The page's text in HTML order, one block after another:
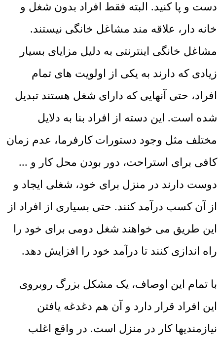
دست و پا کنید. البته فقط افراد بدون شغل و
خانه دار، علاقه مند مشاغل خانگی نیستند.
مشاغل خانگی اینترنتی به دلیل مزایای بسیار
زیادی که دارند به یکی از اولویت های تمام
افراد، حتی آنهایی که دارای شغل هستند تبدیل
شده است. این دسته از افراد بنا به دلایل
مختلف مثل وجود دستورات کارفرما، عدم زمان
کافی برای استراحت، دور بودن محل کار و ...
دوست دارند در منزل برای خود، شغلی ایجاد و
از آن کسب درآمد کنند. حتی بسیاری از افراد از
این طریق می خواهند شغل دومی برای خود را
راه اندازی کنند تا درآمد خود را افزایش دهد.
با تمام این اوصاف، یک مشکل بزرگ روبروی
این افراد قرار دارد و آن هم دغدغه یافتن
نیازمندیها کار در منزل است. در واقع اغلب